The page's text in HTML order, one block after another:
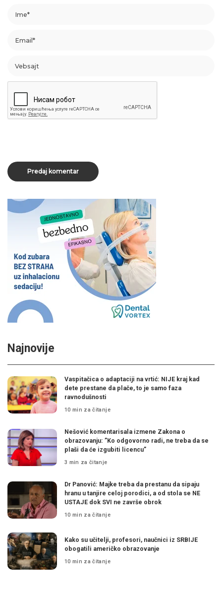
Najnovije
Vaspitačica o adaptaciji na vrtić: NIJE kraj kad
dete prestane da plače, to je samo faza
ravnodušnosti
10 min za čitanje
Nešović komentarisala izmene Zakona o
obrazovanju: ”Ko odgovorno radi, ne treba da se
plaši da će izgubiti licencu”
3 min za čitanje
Dr Panović: Majke treba da prestanu da sipaju
hranu u tanjire celoj porodici, a od stola se NE
USTAJE dok SVI ne završe obrok
10 min za čitanje
Kako su učitelji, profesori, naučnici iz SRBIJE
obogatili američko obrazovanje
10 min za čitanje